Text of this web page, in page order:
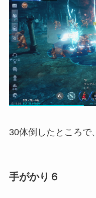
30体倒したところで
手がかり６